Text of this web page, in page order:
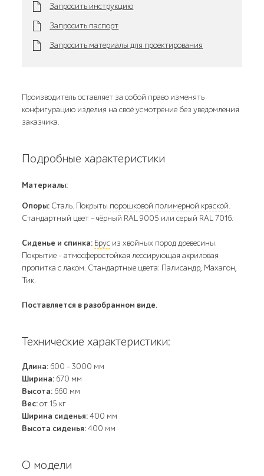
Запросить инструкцию
Запросить паспорт
Запросить материалы для проектирования
Производитель оставляет за собой право изменять
конфигурацию изделия на своё усмотрение без уведомления
заказчика.
Подробные характеристики
Материалы:
Опоры: Сталь. Покрыты порошковой полимерной краской.
Стандартный цвет – чёрный RAL 9005 или серый RAL 7016.
Сиденье и спинка: Брус из хвойных пород древесины.
Покрытие - атмосферостойкая лессирующая акриловая
пропитка с лаком. Стандартные цвета: Палисандр, Махагон,
Тик.
Поставляется в разобранном виде.
Технические характеристики:
Длина: 600 - 3000 мм
Ширина: 670 мм
Высота: 660 мм
Вес:от 15 кг
Ширина сиденья:400 мм
Высота сиденья:400 мм
О модели